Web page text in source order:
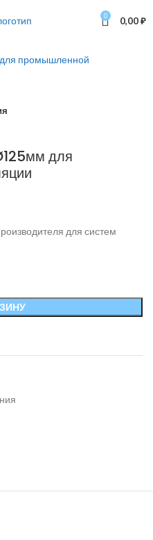
0 0,00₽
для
для систем